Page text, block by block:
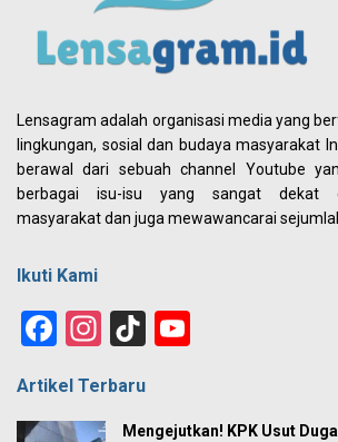
Lensagram adalah organisasi media yang
lingkungan, sosial dan budaya masyarakat
berawal dari sebuah channel Youtube
berbagai isu-isu yang sangat dekat
masyarakat dan juga mewawancarai
Ikuti Kami
Facebook
Instagram
TikTok
Artikel Terbaru
Mengejutkan! KPK Usut